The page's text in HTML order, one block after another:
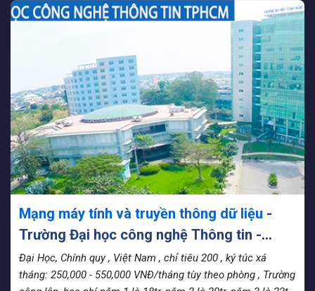
Mạng máy tính và truyền thông dữ liệu -
Trường Đại học công nghệ Thông tin -
ĐHQG TpHCM (UIT)
Đại Học, Chính quy , Việt Nam , chỉ tiêu 200 , ký túc xá
tháng: 250,000 - 550,000 VNĐ/tháng tùy theo phòng , Trường